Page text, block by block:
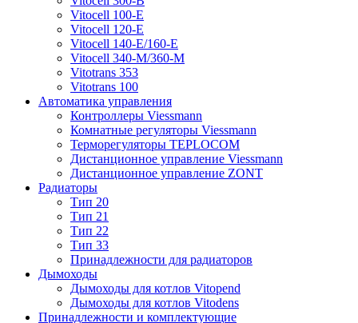
Vitocell 100-E
Vitocell 120-E
Vitocell 140-E/160-E
Vitocell 340-M/360-M
Vitotrans 353
Vitotrans 100
Автоматика управления
Контроллеры Viessmann
Комнатные регуляторы Viessmann
Терморегуляторы TEPLOCOM
Дистанционное управление Viessmann
Дистанционное управление ZONT
Радиаторы
Тип 20
Тип 21
Тип 22
Тип 33
Принадлежности для радиаторов
Дымоходы
Дымоходы для котлов Vitopend
Дымоходы для котлов Vitodens
Принадлежности и комплектующие